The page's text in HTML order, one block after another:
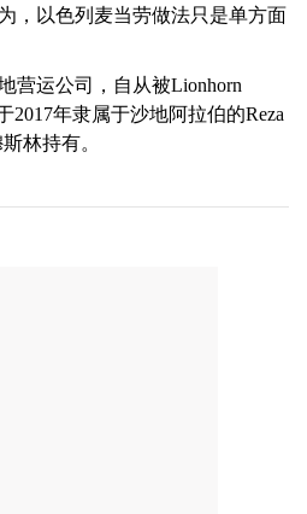
，以色列麦当劳做法只是单方面
营运公司，自从被Lionhorn
2017年隶属于沙地阿拉伯的Reza
林持有。